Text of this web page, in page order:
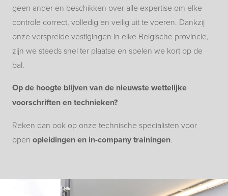
geen ander en beschikken over alle expertise om elke
controle correct, volledig en veilig uit te voeren. Dankzij
onze verspreide vestigingen in elke Belgische provincie,
zijn we steeds snel ter plaatse en spelen we kort op de
bal.
Op de hoogte blijven van de nieuwste wettelijke
voorschriften en technieken?
Reken dan ook op onze technische specialisten voor
open opleidingen en in-company trainingen.